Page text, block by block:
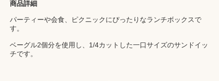
商品詳細
パーティーや会食、ピクニックにぴったりなランチボックスで
す。
ベーグル2個分を使用し、1/4カットした一口サイズのサンドイッ
チです。